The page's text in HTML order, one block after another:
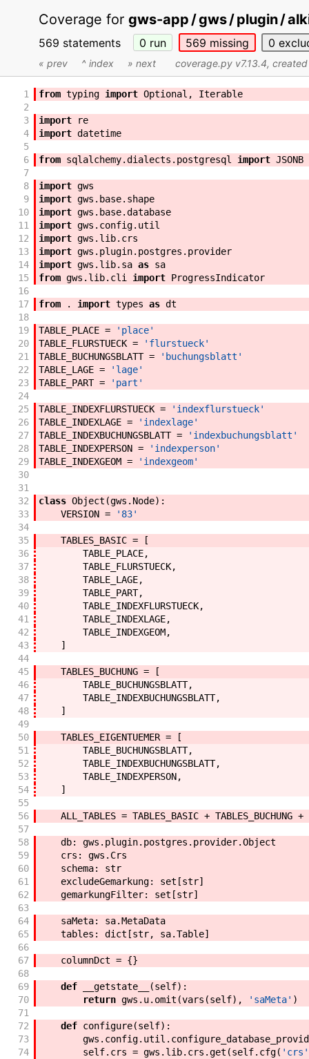
Coverage for gws-app / gws / plugin /
569 statements 0 run 569 missing 0
« prev ^ index » next coverage.py v7.13.4,
1 from typing import Optional ,
Iterable
2
3
import
re
4
import datetime
5
6
from sqlalchemy.dialects . postgresql import JSONB
7
8
import gws
9
import gws . base. shape
10
import gws . base.database
11
import gws . config. util
12
import gws . lib. crs
13
import gws . plugin. postgres . provider
14
import gws . lib. sa as sa
15
from gws . lib. cli import ProgressIndicator
16
17
from . import types as dt
18
19
TABLE_PLACE =
'place'
20
TABLE_FLURSTUECK =
'flurstueck'
21
TABLE_BUCHUNGSBLATT =
'buchungsblatt'
22
TABLE_LAGE =
'lage'
23
TABLE_PART =
'part'
24
25
TABLE_INDEXFLURSTUECK =
'indexflurstueck'
26
TABLE_INDEXLAGE =
'indexlage'
27
TABLE_INDEXBUCHUNGSBLATT =
'indexbuchungsblatt'
28
TABLE_INDEXPERSON =
'indexperson'
29
TABLE_INDEXGEOM =
'indexgeom'
30
31
32
class Object (gws . Node) :
33
VERSION =
'83'
34
35
TABLES_BASIC =
[
36
TABLE_PLACE,
37
TABLE_FLURSTUECK,
38
TABLE_LAGE,
39
TABLE_PART,
40
TABLE_INDEXFLURSTUECK,
41
TABLE_INDEXLAGE,
42
TABLE_INDEXGEOM,
43
]
44
45
TABLES_BUCHUNG =
[
46
TABLE_BUCHUNGSBLATT,
47
TABLE_INDEXBUCHUNGSBLATT,
48
]
49
50
TABLES_EIGENTUEMER =
[
51
TABLE_BUCHUNGSBLATT,
52
TABLE_INDEXBUCHUNGSBLATT,
53
TABLE_INDEXPERSON,
54
]
55
56
ALL_TABLES = TABLES_BASIC + TABLES_BUCHUNG +
57
58
db: gws . plugin. postgres . provider.Object
59
crs : gws . Crs
60
schema:
str
61
excludeGemarkung: set [str]
62
gemarkungFilter: set [str]
63
64
saMeta: sa.MetaData
65
tables : dict [str, sa.Table]
66
67
columnDct = {}
68
69
def __getstate__ (self) :
70
return gws . u. omit (vars (self) , 'saMeta' )
71
72
def configure(self) :
73
gws . config. util .
74
self. crs = gws . lib. crs .get (self. cfg( 'crs'